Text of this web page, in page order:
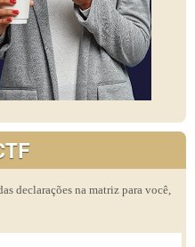
declarações na matriz para você,